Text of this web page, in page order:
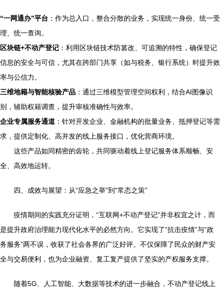
“一网通办”平台 ：作为总入口，整合分散的业务，实现统一身份、统一受
理、统一查询。
区块链+不动产登记 ：利用区块链技术防篡改、可追溯的特性，确保登记
信息的安全与可信，尤其在跨部门共享（如与税务、银行系统）时提升效
率与公信力。
三维地籍与智能核验产品 ：通过三维模型管理空间权利，结合AI图像识
别，辅助权籍调查，提升审核准确性与效率。
企业专属服务通道 ：针对开发企业、金融机构的批量业务、抵押登记等需
求，提供定制化、高并发的线上服务接口，优化营商环境。
这些产品如同精密的齿轮，共同驱动着线上登记服务体系顺畅、安
全、高效地运转。
四、成效与展望：从“应急之举”到“常态之策”
疫情期间的实践充分证明，“互联网+不动产登记”并非权宜之计，而
是提升政府治理能力现代化水平的必然方向。它实现了“抗击疫情”与“政
务服务”两不误，收获了社会各界的广泛好评。不仅保障了民众的财产安
全与交易便利，也为企业融资、复工复产提供了坚实的产权服务支撑。
随着5G、人工智能、大数据等技术的进一步融合，不动产登记线上